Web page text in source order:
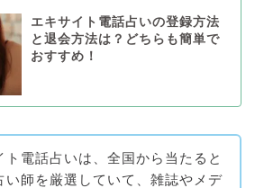
エキサイト電話占いの登録方法
と退会方法は？どちらも簡単で
おすすめ！
ト電話占いは、全国から当たると
い師を厳選していて、雑誌やメデ